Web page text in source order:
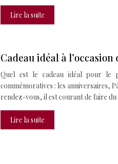
Lire la suite
Cadeau idéal à l’occasion
Quel est le cadeau idéal pour le
commémoratives : les anniversaires,
rendez-vous, il est courant de faire du
Lire la suite